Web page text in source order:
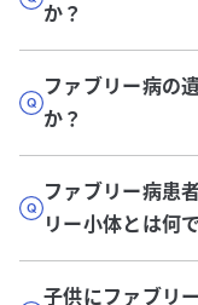
か？
ファブリー病の
か？
ファブリー病患
リー小体とは何
子供にファブリ